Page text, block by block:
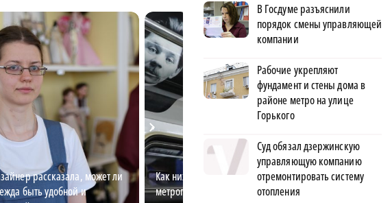
рассказала, может ли
быть удобной и
Как нижегородский
метрополитен стал модным
Остаться или
В Госдуме разъяснили
порядок смены управляющей
компании
Рабочие укрепляют
фундамент и стены дома в
районе метро на улице
Горького
Суд обязал дзержинскую
управляющую компанию
отремонтировать систему
отопления